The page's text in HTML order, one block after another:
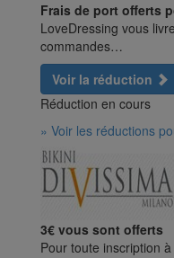
Frais de port offerts
LoveDressing vous
commandes…
Voir la réduction
Réduction en cours
» Voir les réductions
3€ vous sont offerts
Pour toute inscription